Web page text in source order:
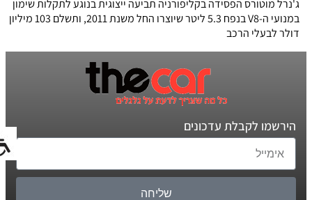
ג'נרל מוטורס הפסידה בקליפורניה תביעה ייצוגית בנוגע לתקלות שימון
במנועי ה-V8 בנפח 5.3 ליטר שיוצרו החל משנת 2011, ותשלם 103 מיליון
דולר לבעלי הרכב
הירשמו לקבלת עדכונים
שליחה